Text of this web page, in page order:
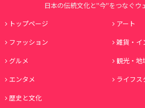
日本の伝統文化と"今"をつなぐウ
トップページ
アート
ファッション
雑貨・イ
グルメ
観光・地
エンタメ
ライフス
歴史と文化